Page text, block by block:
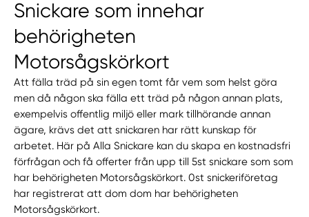
Snickare som innehar
behörigheten
Motorsågskörkort
Att fälla träd på sin egen tomt får vem som helst göra
men då någon ska fälla ett träd på någon annan plats,
exempelvis offentlig miljö eller mark tillhörande annan
ägare, krävs det att snickaren har rätt kunskap för
arbetet. Här på Alla Snickare kan du skapa en kostnadsfri
förfrågan och få offerter från upp till 5st snickare som som
har behörigheten Motorsågskörkort. 0st snickeriföretag
har registrerat att dom dom har behörigheten
Motorsågskörkort.